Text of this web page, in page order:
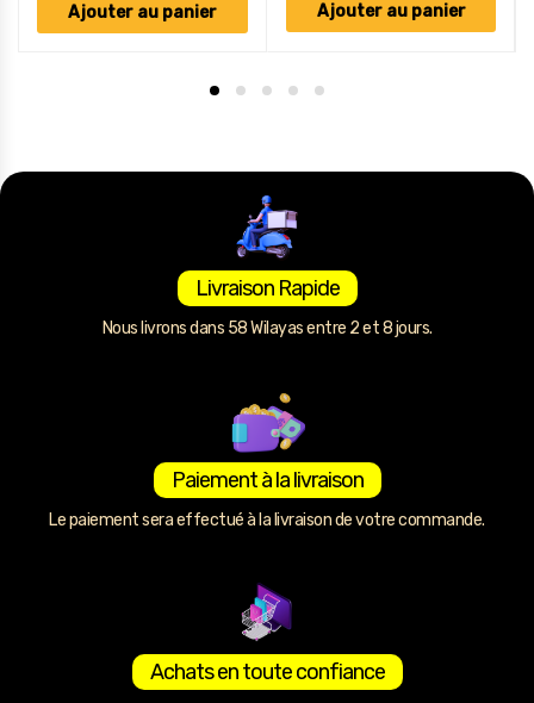
Ajouter au panier Ajouter au panier
Livraison Rapide
Nous livrons dans 58 Wilayas entre 2 et 8 jours.
Paiement à la livraison
Le paiement sera effectué à la livraison de votre commande.
Achats en toute confiance